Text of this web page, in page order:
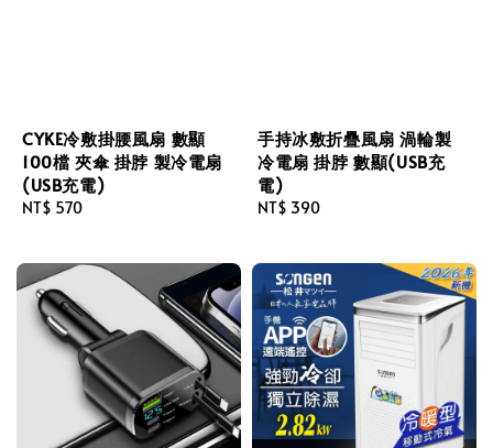
CYKE冷敷掛腰風扇 數顯
100檔 夾傘 掛脖 製冷電扇
(USB充電)
Regular
NT$ 570
手持冰敷折疊風扇 渦輪製
冷電扇 掛脖 數顯(USB充
電)
Regular
NT$ 390